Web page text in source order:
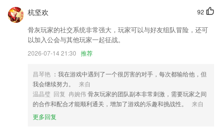
训练及初中化学重点知识。
3.孩童需要根据给到的数字，英文，按正确顺序来完成拼写。
4.不一样等级难度的动画配音
5.免费使用来自国家重点学校的最新真实试题，实现个性化的班级试卷，
6.实现课前、课中、课后、学情、详情，体现了移动的教学模式，
鸿运彩票下注更新了什么?
新增高速解码模式，投屏更清晰
新增游戏的「新版本」功能，并开启少量游戏测试
92
杭坚欢
骨灰玩家的社交系统非常强大，玩家可以与好友组队冒险，还可
以加入公会与其他玩家一起征战。
2026-07-14 21:30 推荐
昌琴艳 ：我在游戏中遇到了一个很厉害的对手，每次都输给他，但
我会继续努力。
来自
温晶璧 回复 冉婉伟 骨灰玩家的团队副本非常刺激，需要玩家之间
的合作和配合才能顺利通关，增加了游戏的乐趣和挑战性。
来自
更多回复